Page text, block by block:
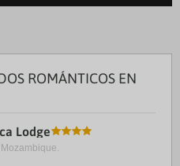
ROMÁNTICOS EN
Lodge